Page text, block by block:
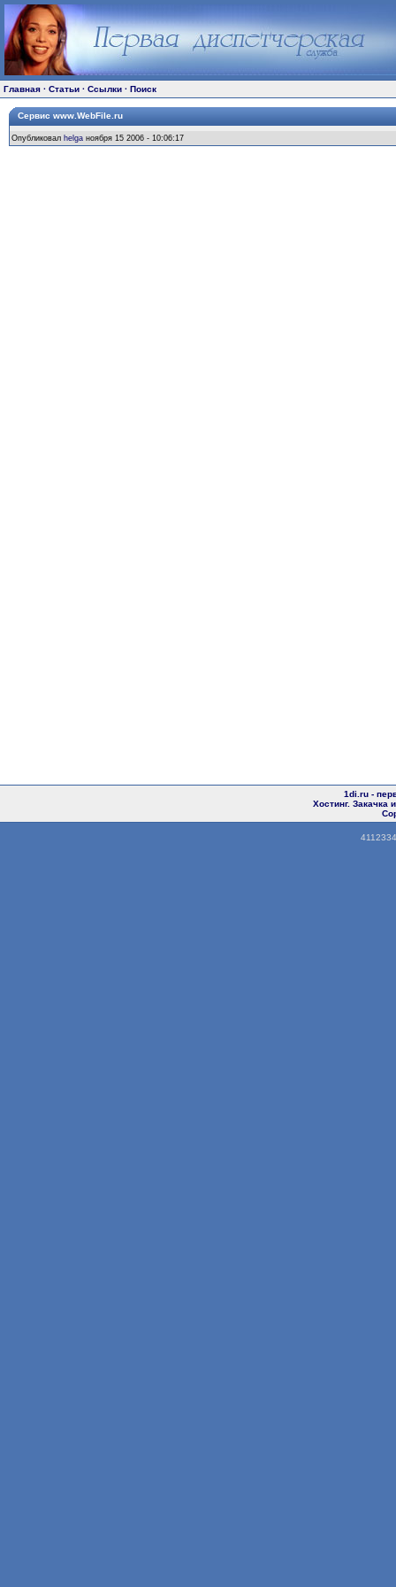
Главная · Статьи · Ссылки · Поиск
Сервис www.WebFile.ru
Опубликовал helga ноября 15 2006 - 10:06:17
1di.ru -
Хостинг.